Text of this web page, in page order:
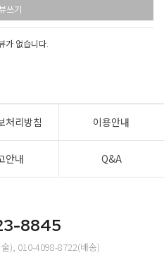
쓰기
가 없습니다.
처리방침 이용안내
안내 Q&A
8845
), 010-4098-8722(배송)